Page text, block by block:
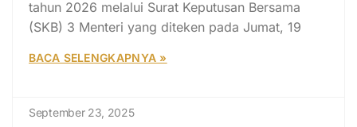
tahun 2026 melalui Surat Keputusan Bersama
(SKB) 3 Menteri yang diteken pada Jumat, 19
BACA SELENGKAPNYA »
September 23, 2025